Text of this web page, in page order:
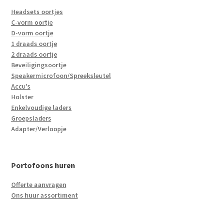
Headsets oortjes
C-vorm oortje
D-vorm oortje
1 draads oortje
2 draads oortje
Beveiligingsoortje
Speakermicrofoon/Spreeksleutel
Accu’s
Holster
Enkelvoudige laders
Groepsladers
Adapter/Verloopje
Portofoons huren
Offerte aanvragen
Ons huur assortiment